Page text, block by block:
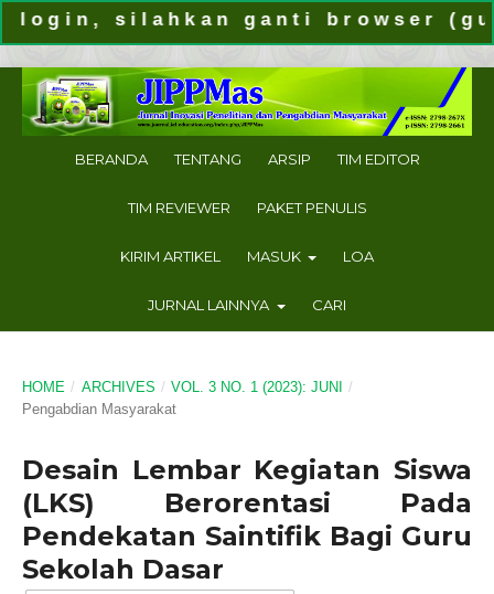
ganti browser (gunakan
BERANDA TENTANG ARSIP TIM EDITOR
TIM REVIEWER PAKET PENULIS
KIRIM ARTIKEL MASUK LOA
JURNAL LAINNYA CARI
HOME / ARCHIVES / VOL. 3 NO. 1 (2023): JUNI
/
Pengabdian Masyarakat
Desain Lembar Kegiatan Siswa
(LKS) Berorentasi Pada
Pendekatan Saintifik Bagi Guru
Sekolah Dasar